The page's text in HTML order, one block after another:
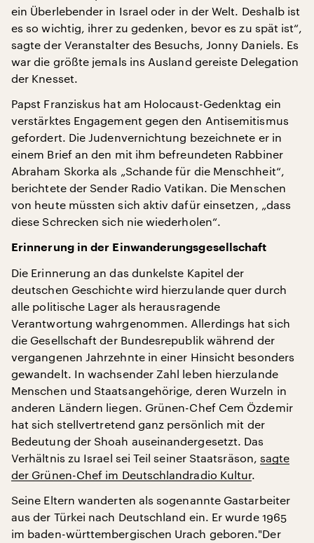
ein Überlebender in Israel oder in der Welt. Deshalb ist
es so wichtig, ihrer zu gedenken, bevor es zu spät ist“,
sagte der Veranstalter des Besuchs, Jonny Daniels. Es
war die größte jemals ins Ausland gereiste Delegation
der Knesset.
Papst Franziskus hat am Holocaust-Gedenktag ein
verstärktes Engagement gegen den Antisemitismus
gefordert. Die Judenvernichtung bezeichnete er in
einem Brief an den mit ihm befreundeten Rabbiner
Abraham Skorka als „Schande für die Menschheit“,
berichtete der Sender Radio Vatikan. Die Menschen
von heute müssten sich aktiv dafür einsetzen, „dass
diese Schrecken sich nie wiederholen“.
Erinnerung in der Einwanderungsgesellschaft
Die Erinnerung an das dunkelste Kapitel der
deutschen Geschichte wird hierzulande quer durch
alle politische Lager als herausragende
Verantwortung wahrgenommen. Allerdings hat sich
die Gesellschaft der Bundesrepublik während der
vergangenen Jahrzehnte in einer Hinsicht besonders
gewandelt. In wachsender Zahl leben hierzulande
Menschen und Staatsangehörige, deren Wurzeln in
anderen Ländern liegen. Grünen-Chef Cem Özdemir
hat sich stellvertretend ganz persönlich mit der
Bedeutung der Shoah auseinandergesetzt. Das
Verhältnis zu Israel sei Teil seiner Staatsräson, sagte
der Grünen-Chef im Deutschlandradio Kultur.
Seine Eltern wanderten als sogenannte Gastarbeiter
aus der Türkei nach Deutschland ein. Er wurde 1965
im baden-württembergischen Urach geboren."Der